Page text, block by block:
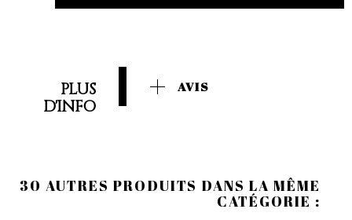
PLUS
D'INFO
AVIS
30 AUTRES PRODUITS DANS LA MÊME
CATÉGORIE :